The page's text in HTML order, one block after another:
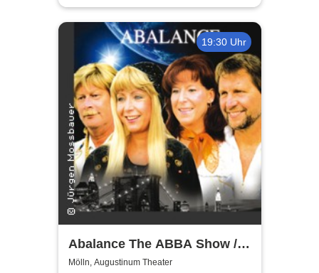
Classic
19:30 Uhr
Abalance The ABBA Show /
Revival Show - a tribute to
Mölln, Augustinum Theater